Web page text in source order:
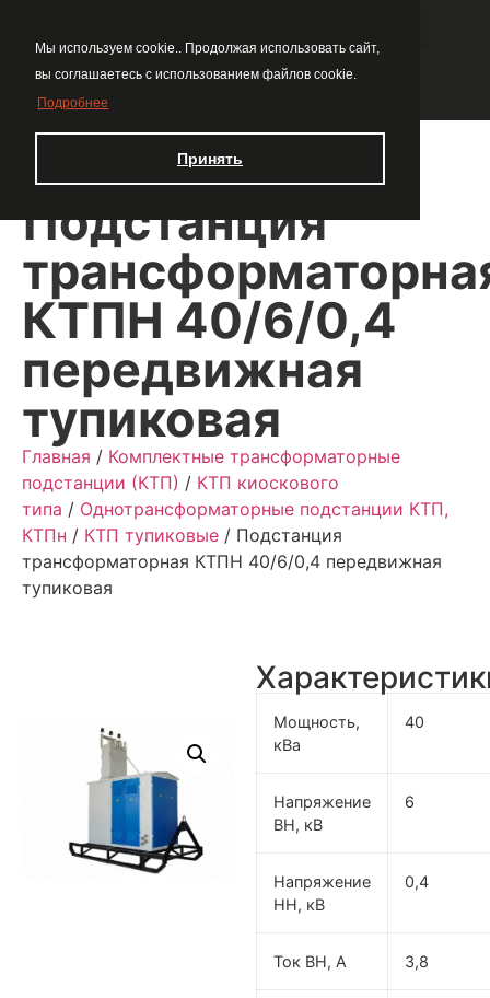
Мы используем cookie.. Продолжая использовать сайт,
вы соглашаетесь с использованием файлов cookie.
Подробнее
Принять
Подстанция
КТПН 40/6/0,4
передвижная
тупиковая
Главная / Комплектные трансформаторные
подстанции (КТП) / КТП киоскового
типа / Однотрансформаторные подстанции КТП,
КТПн / КТП тупиковые / Подстанция
трансформаторная КТПН 40/6/0,4 передвижная
тупиковая
Мощность,
кВа
40
Напряжение
ВН, кВ
6
Напряжение
НН, кВ
0,4
Ток ВН, А 3,8